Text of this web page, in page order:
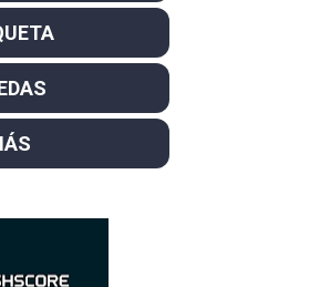
para David Llorente y Miren
laureados